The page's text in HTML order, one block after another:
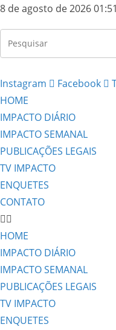
8 de agosto de 2026 01:51
Instagram Facebook
HOME
IMPACTO DIÁRIO
IMPACTO SEMANAL
PUBLICAÇÕES LEGAIS
TV IMPACTO
ENQUETES
CONTATO
HOME
IMPACTO DIÁRIO
IMPACTO SEMANAL
PUBLICAÇÕES LEGAIS
TV IMPACTO
ENQUETES